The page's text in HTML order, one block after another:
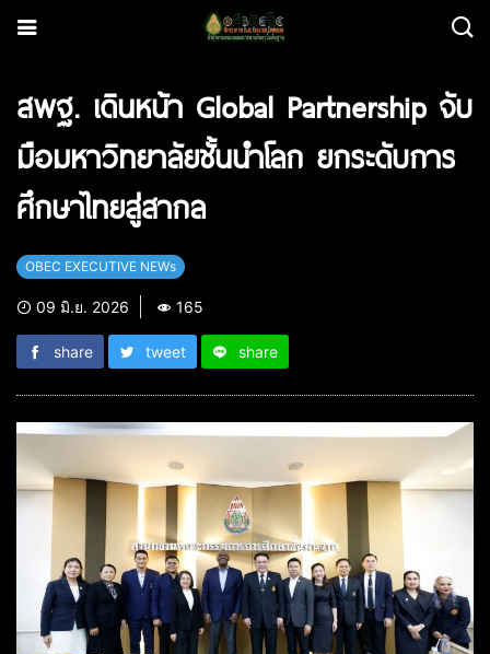
สพฐ. เดินหน้า Global Partnership จับ
มือมหาวิทยาลัยชั้นนำโลก ยกระดับการ
ศึกษาไทยสู่สากล
OBEC EXECUTIVE NEWs
09 มิ.ย. 2026 165
share tweet share